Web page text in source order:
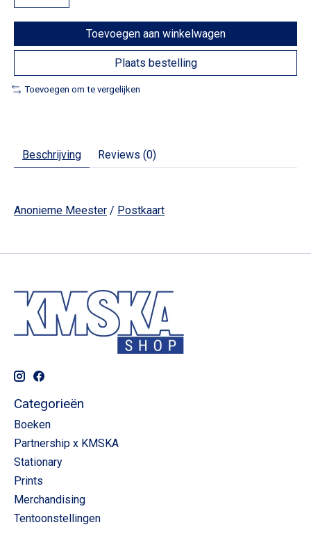
Toevoegen aan winkelwagen
Plaats bestelling
Toevoegen om te vergelijken
Beschrijving Reviews (0)
Anonieme Meester / Postkaart
Categorieën
Boeken
Partnership x KMSKA
Stationary
Prints
Merchandising
Tentoonstellingen